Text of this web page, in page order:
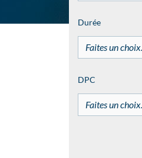
Durée
Faites un
DPC
Faites un